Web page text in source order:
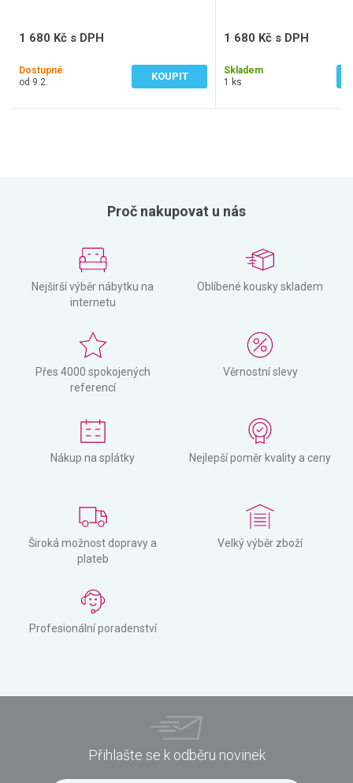
1 680 Kč s DPH
Dostupné
od 9.2.
KOUPIT
1 680 Kč s DPH
Skladem
1 ks
Proč nakupovat u nás
Nejširší výběr nábytku na
internetu
Oblíbené kousky skladem
Přes 4000 spokojených
referencí
Věrnostní slevy
Nákup na splátky Nejlepší poměr kvality a ceny
Široká možnost dopravy a
plateb
Velký výběr zboží
Profesionální poradenství
Přihlašte se k odběru novinek